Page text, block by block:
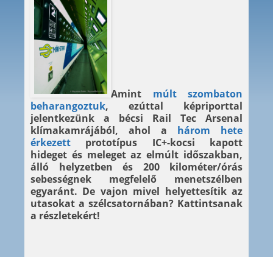
Amint múlt szombaton
beharangoztuk, ezúttal képriporttal
jelentkezünk a bécsi Rail Tec Arsenal
klímakamrájából, ahol a három hete
érkezett prototípus IC+-kocsi kapott
hideget és meleget az elmúlt időszakban,
álló helyzetben és 200 kilométer/órás
sebességnek megfelelő menetszélben
egyaránt. De vajon mivel helyettesítik az
utasokat a szélcsatornában? Kattintsanak
a részletekért!